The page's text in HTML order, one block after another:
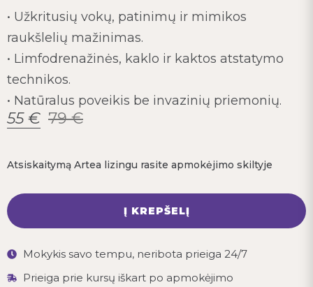
• Užkritusių vokų, patinimų ir mimikos
raukšlelių mažinimas.
• Limfodrenažinės, kaklo ir kaktos atstatymo
technikos.
• Natūralus poveikis be invazinių priemonių.
55€ 79€
Atsiskaitymą Artea lizingu rasite apmokėjimo skiltyje
Į KREPŠELĮ
Mokykis savo tempu, neribota prieiga 24/7
Prieiga prie kursų iškart po apmokėjimo